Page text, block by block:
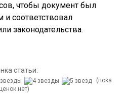
чтобы документ был
соответствовал
законодательства.
статьи:
(пока
нет)